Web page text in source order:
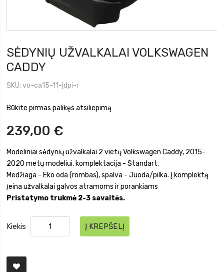
SĖDYNIŲ UŽVALKALAI VOLKSWAGEN
CADDY
SKU vo-ca15-11-jdpi-r
Būkite pirmas palikęs atsiliepimą
239,00 €
Modeliniai sėdynių užvalkalai 2 vietų Volkswagen Caddy, 2015-
2020 metų modeliui, komplektacija - Standart.
Medžiaga - Eko oda (rombas), spalva - Juoda/pilka. Į komplektą
įeina užvalkalai galvos atramoms ir porankiams
Pristatymo trukmė 2-3 savaitės.
Kiekis Į KREPŠELĮ